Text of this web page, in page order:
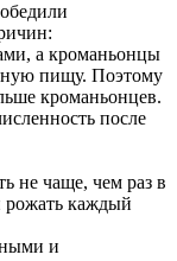
а кроманьонцы
пищу. Поэтому
кроманьонцев.
после
не чаще, чем раз в
каждый
и